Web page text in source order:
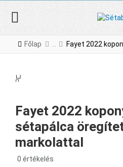
Főlap Fayet 2022 koponyás karbon
Fayet 2022
sétapálca
markolattal
0 értékelés